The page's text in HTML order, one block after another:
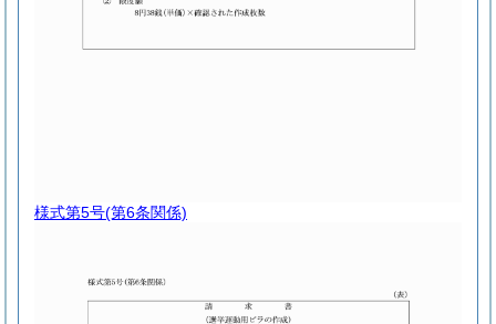
様式第5号(第6条関係)